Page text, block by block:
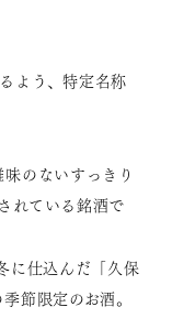
よう、特定名称
のないすっきり
れている銘酒で
に仕込んだ「久保
節限定のお酒。